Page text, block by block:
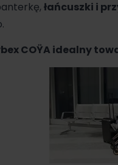
łańcuszki i
COŸA idealny